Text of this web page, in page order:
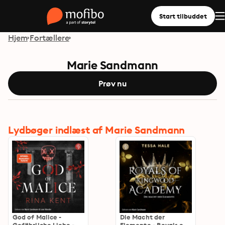
Start tilbuddet
Hjem Fortællere
Marie Sandmann
Prøv nu
Lydbøger indlæst af Marie Sandmann
God of Malice -
Die Macht der